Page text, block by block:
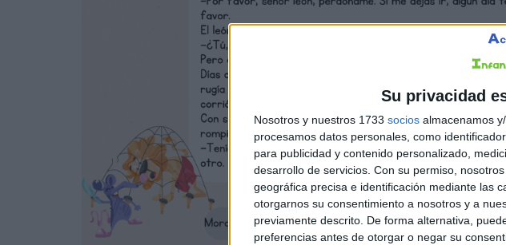
Su privacidad
Nosotros y nuestros 1733 socios almacenamos
procesamos datos personales, como
para publicidad y contenido personalizado,
desarrollo de servicios. Con su permiso,
geográfica precisa e identificación mediante las
otorgarnos su consentimiento a nosotros y a
previamente descrito. De forma alternativa,
preferencias antes de otorgar o negar su